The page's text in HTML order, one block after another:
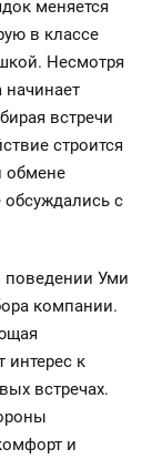
меняется
в классе
Несмотря
начинает
встречи
строится
обмене
с
поведении Уми
компании.
интерес к
встречах.
и